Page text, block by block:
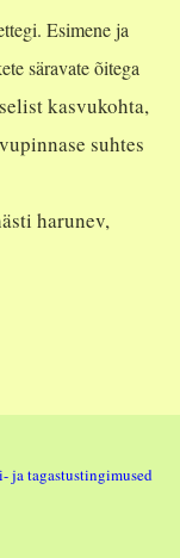
Esimene ja
säravate õitega
kasvukohta,
suhtes
harunev,
ja tagastustingimused